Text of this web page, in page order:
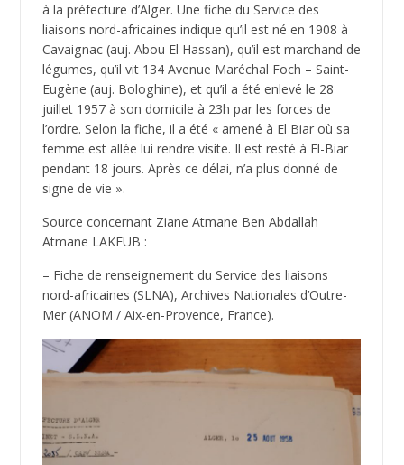
à la préfecture d’Alger. Une fiche du Service des
liaisons nord-africaines indique qu’il est né en 1908 à
Cavaignac (auj. Abou El Hassan), qu’il est marchand de
légumes, qu’il vit 134 Avenue Maréchal Foch – Saint-
Eugène (auj. Bologhine), et qu’il a été enlevé le 28
juillet 1957 à son domicile à 23h par les forces de
l’ordre. Selon la fiche, il a été « amené à El Biar où sa
femme est allée lui rendre visite. Il est resté à El-Biar
pendant 18 jours. Après ce délai, n’a plus donné de
signe de vie ».
Source concernant Ziane Atmane Ben Abdallah
Atmane LAKEUB :
– Fiche de renseignement du Service des liaisons
nord-africaines (SLNA), Archives Nationales d’Outre-
Mer (ANOM / Aix-en-Provence, France).